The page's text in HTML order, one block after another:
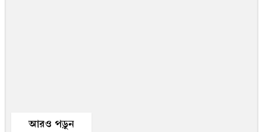
আরও পড়ুন